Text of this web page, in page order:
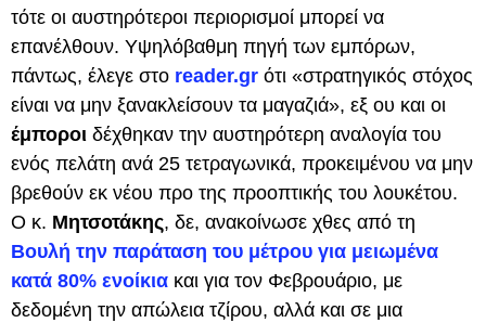
τότε οι αυστηρότεροι περιορισμοί μπορεί να
επανέλθουν. Υψηλόβαθμη πηγή των εμπόρων,
πάντως, έλεγε στο reader.gr ότι «στρατηγικός στόχος
είναι να μην ξανακλείσουν τα μαγαζιά», εξ ου και οι
έμποροι δέχθηκαν την αυστηρότερη αναλογία του
ενός πελάτη ανά 25 τετραγωνικά, προκειμένου να μην
βρεθούν εκ νέου προ της προοπτικής του λουκέτου.
Ο κ. Μητσοτάκης, δε, ανακοίνωσε χθες από τη
Βουλή την παράταση του μέτρου για μειωμένα
κατά 80% ενοίκια και για τον Φεβρουάριο, με
δεδομένη την απώλεια τζίρου, αλλά και σε μια